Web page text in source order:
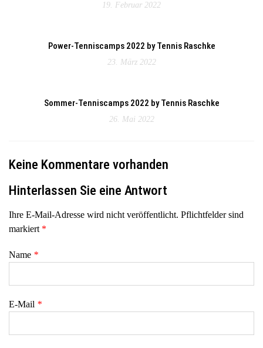
19. Februar 2022
Power-Tenniscamps 2022 by Tennis Raschke
23. März 2022
Sommer-Tenniscamps 2022 by Tennis Raschke
26. Mai 2022
Keine Kommentare vorhanden
Hinterlassen Sie eine Antwort
Ihre E-Mail-Adresse wird nicht veröffentlicht. Pflichtfelder sind
markiert *
Name *
E-Mail *